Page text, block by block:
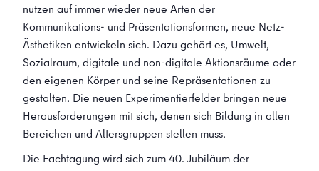
nutzen auf immer wieder neue Arten der
Kommunikations- und Präsentationsformen, neue Netz-
Ästhetiken entwickeln sich. Dazu gehört es, Umwelt,
Sozialraum, digitale und non-digitale Aktionsräume oder
den eigenen Körper und seine Repräsentationen zu
gestalten. Die neuen Experimentierfelder bringen neue
Herausforderungen mit sich, denen sich Bildung in allen
Bereichen und Altersgruppen stellen muss.
Die Fachtagung wird sich zum 40. Jubiläum der